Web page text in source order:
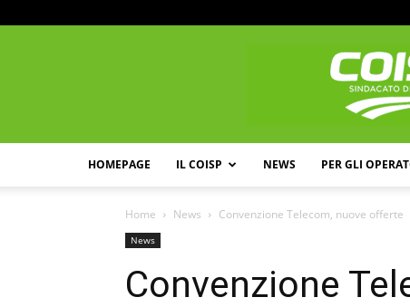
HOMEPAGE IL COISP NEWS PER GLI
Home News Convenzione Telecom, nuove offerte
News
Convenzione